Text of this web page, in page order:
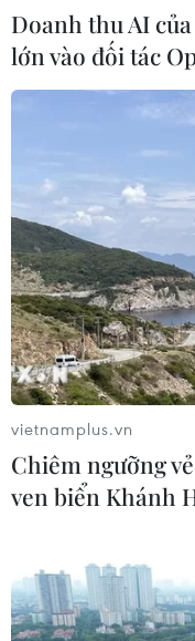
Ngoại giao kinh
thái đồng hành và
công nghệ
06/08/2026 15:33
Tiêu chí mới phân
để thực hiện cơ
Việt Nam tiếp tục
Ba Lan
06/08/2026 14:03
Doanh thu AI
lớn vào đối tác
vietnamplus.vn
Chiêm ngưỡng
ven biển Khánh